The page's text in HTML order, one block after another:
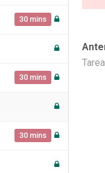
0:
0: Emoción vs.
30 mins
30 mins
30 mins